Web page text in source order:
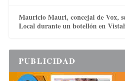
Mauricio Mauri, concejal de Vox,
Local durante un botellón en
PUBLICIDAD